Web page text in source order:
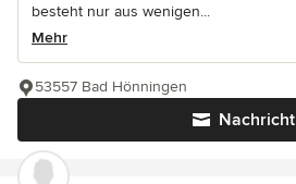
besteht nur aus wenigen...
Mehr
Nachricht
53557 Bad Hönningen